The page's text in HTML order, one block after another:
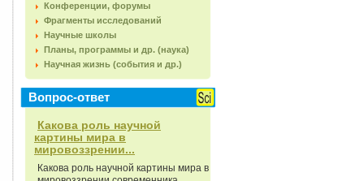
Конференции, форумы
Фрагменты исследований
Научные школы
Планы, программы и др. (наука)
Научная жизнь (события и др.)
Вопрос-ответ
Какова роль научной
картины мира в
мировоззрении...
Какова роль научной картины мира в